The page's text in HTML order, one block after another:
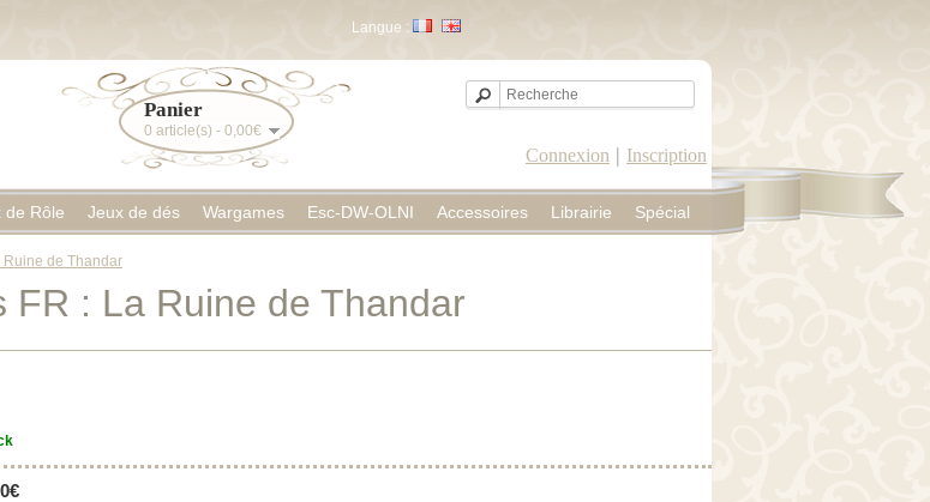
Langue :
Panier
0 article(s) - 0,00€
Connexion | Inscription
de Rôle Jeux de dés Wargames Esc-DW-OLNI Accessoires Librairie Spécial
Ruine de Thandar
FR : La Ruine de Thandar